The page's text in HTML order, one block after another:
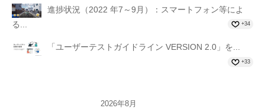
進捗状況（2022 年7～9月）：スマートフォン等によ
る...
+34
「ユーザーテストガイドライン VERSION 2.0」を...
+33
2026年8月